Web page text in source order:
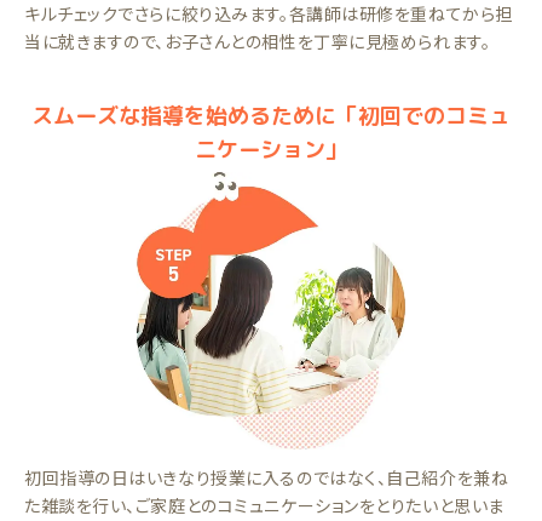
キルチェックでさらに絞り込みます。各講師は研修を重ねてから担
当に就きますので、お子さんとの相性を丁寧に見極められます。
スムーズな指導を始めるために「初回でのコミュ
ニケーション」
初回指導の日はいきなり授業に入るのではなく、自己紹介を兼ね
た雑談を行い、ご家庭とのコミュニケーションをとりたいと思いま